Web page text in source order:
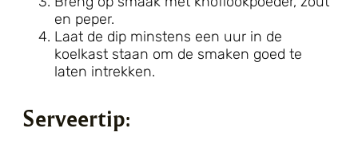
en peper.
Laat de dip minstens een uur in de
koelkast staan om de smaken goed te
laten intrekken.
Serveertip: